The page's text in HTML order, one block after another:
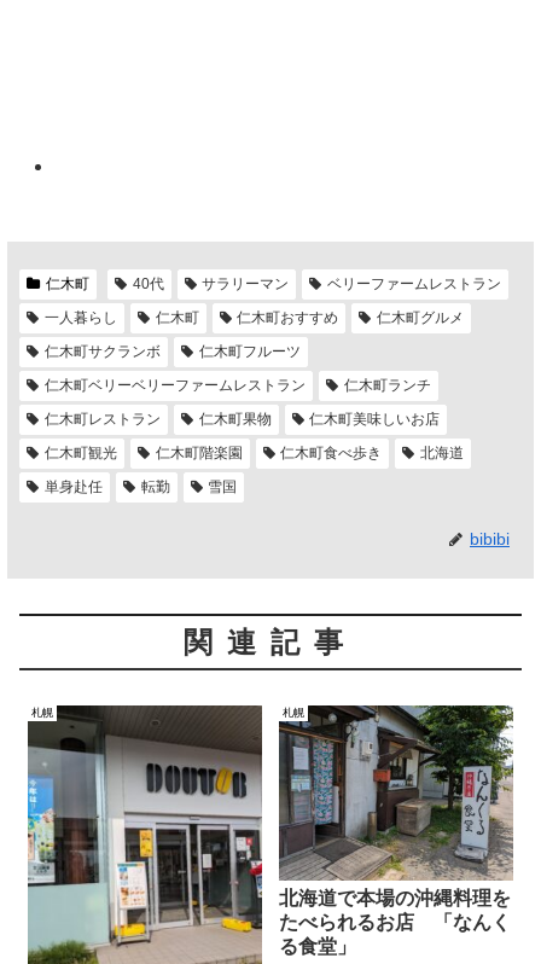
仁木町 40代 サラリーマン
ベリーファームレストラン
一人暮らし
仁木町 仁木町おすすめ
仁木町グルメ
仁木町サクランボ
仁木町フルーツ
仁木町ベリーベリーファームレストラン
仁木町ランチ
仁木町レストラン
仁木町果物
仁木町美味しいお店
仁木町観光
仁木町階楽園 仁木町食べ歩き
北海道
単身赴任
転勤 雪国
bibibi
関連記事
札幌 札幌
北海道で本場の沖縄料理を
たべられるお店 「なんく
る食堂」